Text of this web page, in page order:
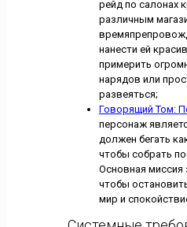
рейд по салонах
различным
нанести ей
примерить
нарядов или
развеяться;
Говорящий Том:
персонаж
должен бегать
чтобы собрать
Основная миссия
чтобы
мир и